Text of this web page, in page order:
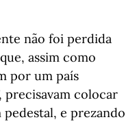
não foi perdida
assim como
por um país
precisavam colocar
e prezando